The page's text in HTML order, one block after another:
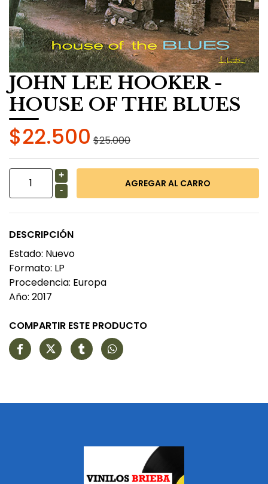
JOHN LEE HOOKER -
HOUSE OF THE BLUES
$22.500 $25.000
+
-
DESCRIPCIÓN
Estado: Nuevo
Formato: LP
Procedencia: Europa
Año: 2017
COMPARTIR ESTE PRODUCTO